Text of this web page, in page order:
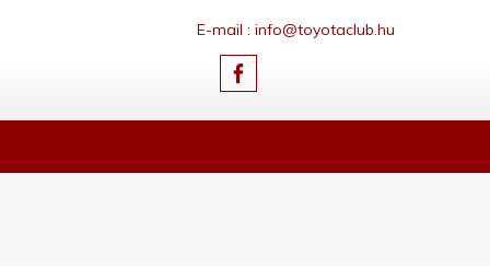
E-mail : info@toyotaclub.hu